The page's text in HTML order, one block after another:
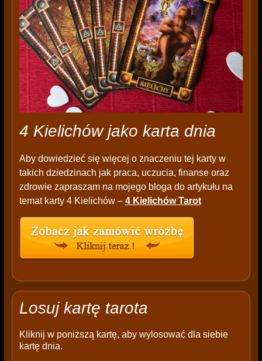
4 Kielichów jako karta dnia
Aby dowiedzieć się więcej o znaczeniu tej karty w
takich dziedzinach jak praca, uczucia, finanse oraz
zdrowie zapraszam na mojego bloga do artykułu na
temat karty 4 Kielichów – 4 Kielichów Tarot
Losuj kartę tarota
Kliknij w poniższą kartę, aby wylosować dla siebie
kartę dnia.